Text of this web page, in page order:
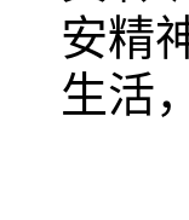
安精
生活